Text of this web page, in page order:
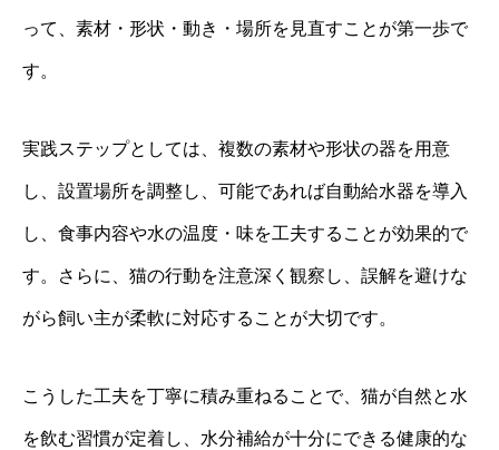
って、素材・形状・動き・場所を見直すことが第一歩で
す。
実践ステップとしては、複数の素材や形状の器を用意
し、設置場所を調整し、可能であれば自動給水器を導入
し、食事内容や水の温度・味を工夫することが効果的で
す。さらに、猫の行動を注意深く観察し、誤解を避けな
がら飼い主が柔軟に対応することが大切です。
こうした工夫を丁寧に積み重ねることで、猫が自然と水
を飲む習慣が定着し、水分補給が十分にできる健康的な